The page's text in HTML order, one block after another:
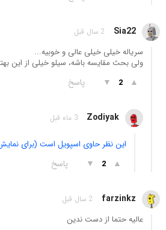
Sia22 2 سال قبل
سریاله خیلی خیلی عالی و خوبیه...
ولی بحث مقایسه باشه، سیلو خیلی از این
▲
2
▼ پاسخ
Zodiyak 3 ماه قبل
این نظر حاوی اسپویل است (برای
▲
2
▼ پاسخ
farzinkz 2 سال قبل
عالیه حتما از دست ندین